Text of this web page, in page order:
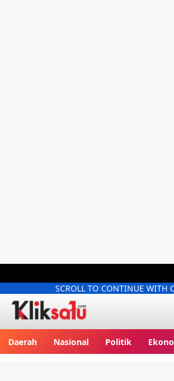
SCROLL TO CONTINUE WITH
Daerah Nasional Politik